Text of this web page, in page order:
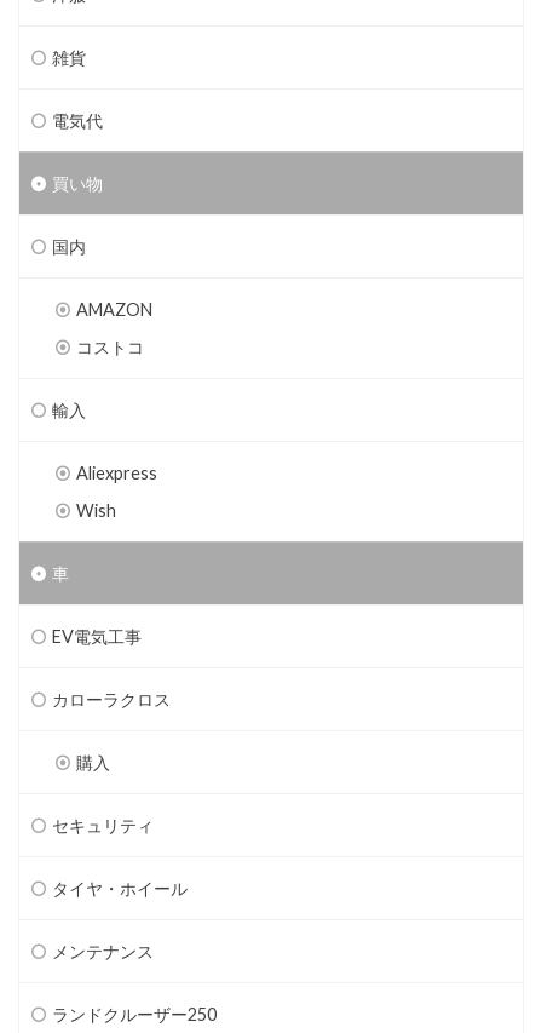
雑貨
電気代
買い物
国内
AMAZON
コストコ
輸入
Aliexpress
Wish
車
EV電気工事
カローラクロス
購入
セキュリティ
タイヤ・ホイール
メンテナンス
ランドクルーザー250